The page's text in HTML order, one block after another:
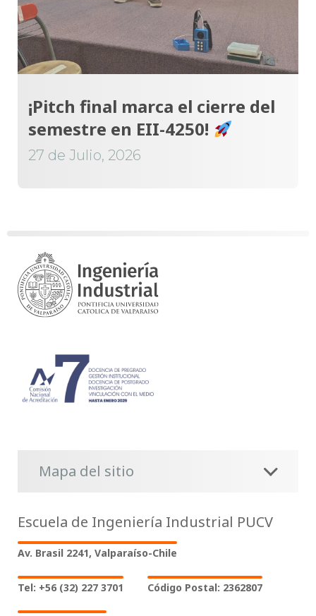
¡Pitch final marca el cierre del
semestre en EII-4250!
27 de Julio, 2026
Mapa del sitio
Escuela de Ingeniería Industrial PUCV
Av. Brasil 2241, Valparaíso-Chile
Tel: +56 (32) 227 3701 Código Postal: 2362807